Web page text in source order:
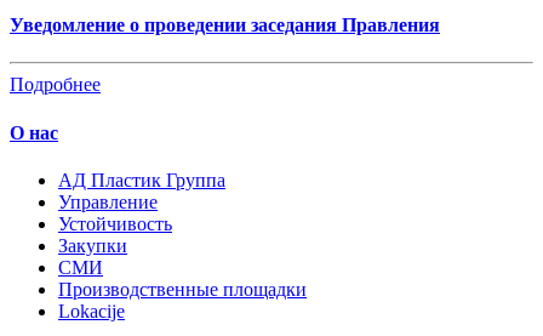
Уведомление о проведении заседания Правления
Подробнее
О нас
AД Пластик Группа
Управление
Устойчивость
Закупки
СМИ
Производственные площадки
Lokacije